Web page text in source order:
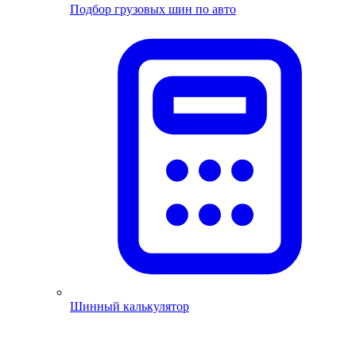
Подбор грузовых шин по авто
Шинный калькулятор